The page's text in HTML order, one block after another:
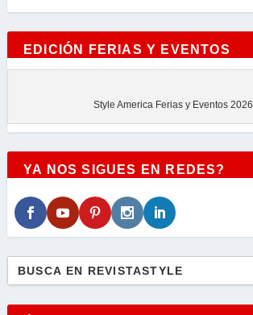
EDICIÓN FERIAS Y EVENTOS
Style America Ferias y Eventos 2026
YA NOS SIGUES EN REDES?
Buscar: